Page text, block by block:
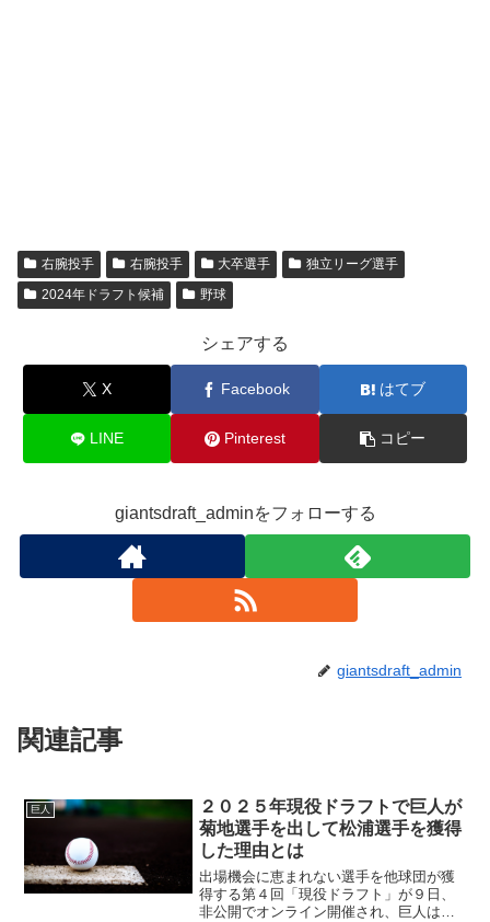
右腕投手 右腕投手 大卒選手
独立リーグ選手
2024年ドラフト候補
野球
シェアする
X Facebook はてブ
LINE Pinterest コピー
giantsdraft_adminをフォローする
giantsdraft_admin
関連記事
巨人
２０２５年現役ドラフトで巨人が
菊地選手を出して松浦選手を獲得
した理由とは
出場機会に恵まれない選手を他球団が獲
得する第４回「現役ドラフト」が９日、
非公開でオンライン開催され、巨人は日